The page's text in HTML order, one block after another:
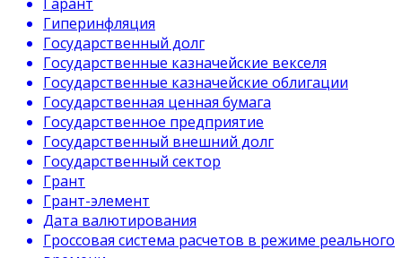
Гиперинфляция
Государственный долг
Государственные казначейские векселя
Государственные казначейские облигации
Государственная ценная бумага
Государственное предприятие
Государственный внешний долг
Государственный сектор
Грант
Грант-элемент
Дата валютирования
Гроссовая система расчетов в режиме реального